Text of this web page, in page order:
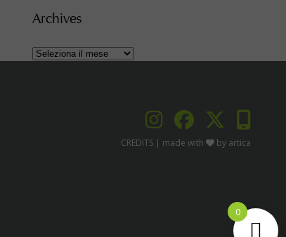
Archives
Archives
CREDITS | made with by artica
0